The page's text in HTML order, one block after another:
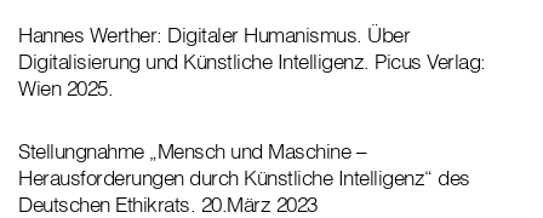
Hannes Werther: Digitaler Humanismus. Über
Digitalisierung und Künstliche Intelligenz. Picus Verlag:
Wien 2025.
Stellungnahme „Mensch und Maschine –
Herausforderungen durch Künstliche Intelligenz“ des
Deutschen Ethikrats. 20.März 2023